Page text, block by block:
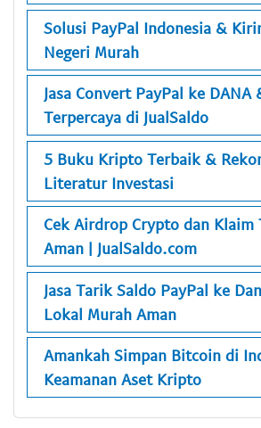
Solusi PayPal Indonesia &
Negeri Murah
Jasa Convert PayPal ke DANA
Terpercaya di JualSaldo
5 Buku Kripto Terbaik &
Literatur Investasi
Cek Airdrop Crypto dan Klaim
Aman | JualSaldo.com
Jasa Tarik Saldo PayPal ke
Lokal Murah Aman
Amankah Simpan Bitcoin di
Keamanan Aset Kripto